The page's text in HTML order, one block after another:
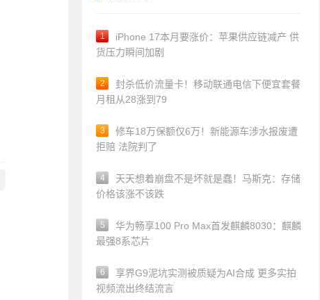
1
iPhone 17本月要涨价：苹果供应链减产 供
货压力瞬间加剧
2
封杀低价流量卡！移动联通电信下便宜套餐
月租从28涨到79
3
修车18万保额仅6万！新能源车涉水报废遭
拒赔 法院判了
4
天天想着崩盘不是坏就是蠢！马斯克：存储
价格该涨不该跌
5
华为畅享100 Pro Max首发麒麟8030：麒麟
最强8系芯片
6
享界G9泥坑实测被质疑为AI合成 更多实拍
视频流出终结流言